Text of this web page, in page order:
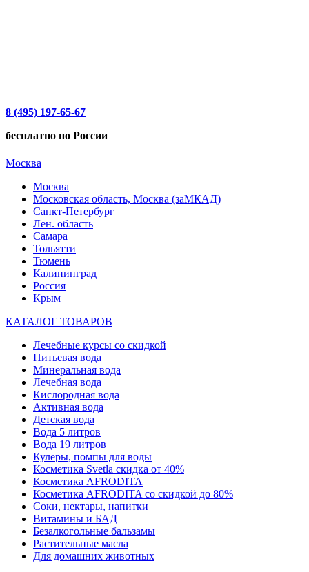
8 (495) 197-65-67
бесплатно по России
Москва
Москва
Московская область, Москва (заМКАД)
Санкт-Петербург
Лен. область
Самара
Тольятти
Тюмень
Калининград
Россия
Крым
КАТАЛОГ ТОВАРОВ
Лечебные курсы со скидкой
Питьевая вода
Минеральная вода
Лечебная вода
Кислородная вода
Активная вода
Детская вода
Вода 5 литров
Вода 19 литров
Кулеры, помпы для воды
Косметика Svetla скидка от 40%
Косметика AFRODITA
Косметика AFRODITA со скидкой до 80%
Соки, нектары, напитки
Витамины и БАД
Безалкогольные бальзамы
Растительные масла
Для домашних животных